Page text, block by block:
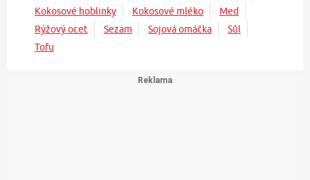
Kokosové hoblinky
Kokosové mléko
Med
Rýžový ocet
Sezam Sojová omáčka
Sůl
Tofu